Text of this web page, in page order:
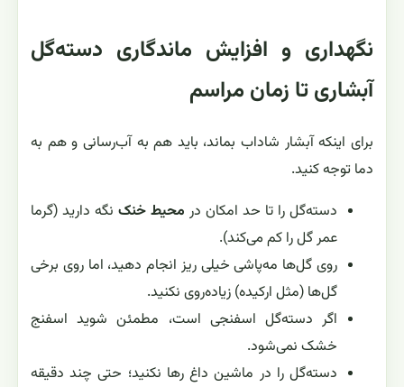
نگهداری و افزایش ماندگاری دسته‌گل
آبشاری تا زمان مراسم
برای اینکه آبشار شاداب بماند، باید هم به آب‌رسانی و هم به
دما توجه کنید.
دسته‌گل را تا حد امکان در محیط خنک نگه دارید (گرما
عمر گل را کم می‌کند).
روی گل‌ها مه‌پاشی خیلی ریز انجام دهید، اما روی برخی
گل‌ها (مثل ارکیده) زیاده‌روی نکنید.
اگر دسته‌گل اسفنجی است، مطمئن شوید اسفنج
خشک نمی‌شود.
دسته‌گل را در ماشین داغ رها نکنید؛ حتی چند دقیقه